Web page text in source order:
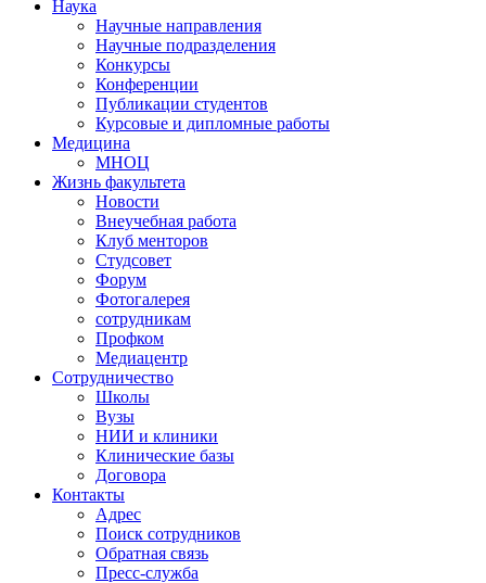
Наука
Научные направления
Научные подразделения
Конкурсы
Конференции
Публикации студентов
Курсовые и дипломные работы
Медицина
МНОЦ
Жизнь факультета
Новости
Внеучебная работа
Клуб менторов
Студсовет
Форум
Фотогалерея
сотрудникам
Профком
Медиацентр
Сотрудничество
Школы
Вузы
НИИ и клиники
Клинические базы
Договора
Контакты
Адрес
Поиск сотрудников
Обратная связь
Пресс-служба